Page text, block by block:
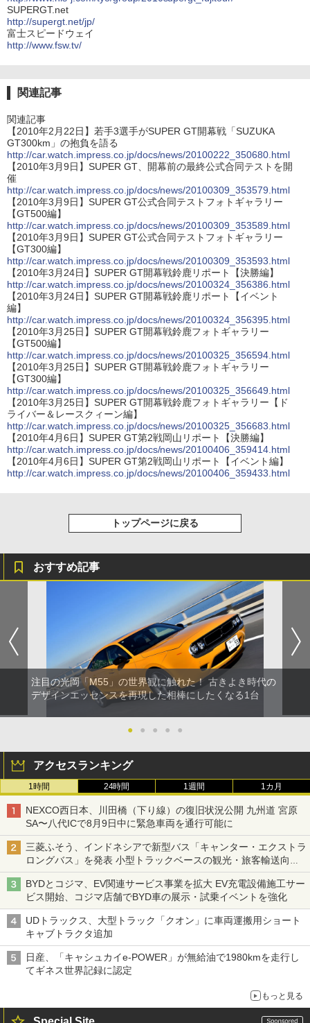
SUPERGT.net
http://supergt.net/jp/
富士スピードウェイ
http://www.fsw.tv/
関連記事
関連記事
【2010年2月22日】若手3選手がSUPER GT開幕戦「SUZUKA
GT300km」の抱負を語る
http://car.watch.impress.co.jp/docs/news/20100222_350680.html
【2010年3月9日】SUPER GT、開幕前の最終公式合同テストを開
催
http://car.watch.impress.co.jp/docs/news/20100309_353579.html
【2010年3月9日】SUPER GT公式合同テストフォトギャラリー
【GT500編】
http://car.watch.impress.co.jp/docs/news/20100309_353589.html
【2010年3月9日】SUPER GT公式合同テストフォトギャラリー
【GT300編】
http://car.watch.impress.co.jp/docs/news/20100309_353593.html
【2010年3月24日】SUPER GT開幕戦鈴鹿リポート【決勝編】
http://car.watch.impress.co.jp/docs/news/20100324_356386.html
【2010年3月24日】SUPER GT開幕戦鈴鹿リポート【イベント
編】
http://car.watch.impress.co.jp/docs/news/20100324_356395.html
【2010年3月25日】SUPER GT開幕戦鈴鹿フォトギャラリー
【GT500編】
http://car.watch.impress.co.jp/docs/news/20100325_356594.html
【2010年3月25日】SUPER GT開幕戦鈴鹿フォトギャラリー
【GT300編】
http://car.watch.impress.co.jp/docs/news/20100325_356649.html
【2010年3月25日】SUPER GT開幕戦鈴鹿フォトギャラリー【ド
ライバー＆レースクィーン編】
http://car.watch.impress.co.jp/docs/news/20100325_356683.html
【2010年4月6日】SUPER GT第2戦岡山リポート【決勝編】
http://car.watch.impress.co.jp/docs/news/20100406_359414.html
【2010年4月6日】SUPER GT第2戦岡山リポート【イベント編】
http://car.watch.impress.co.jp/docs/news/20100406_359433.html
トップページに戻る
おすすめ記事
注目の光岡「M55」の世界観に触れた！ 古きよき時代の
デザインエッセンスを再現した相棒にしたくなる1台
● ● ● ● ●
アクセスランキング
1時間 24時間 1週間 1カ月
NEXCO西日本、川田橋（下り線）の復旧状況公開 九州道 宮原
SA〜八代ICで8月9日中に緊急車両を通行可能に
三菱ふそう、インドネシアで新型バス「キャンター・エクストラ
ロングバス」を発表 小型トラックベースの観光・旅客輸送向け
バス
BYDとコジマ、EV関連サービス事業を拡大 EV充電設備施工サー
ビス開始、コジマ店舗でBYD車の展示・試乗イベントを強化
UDトラックス、大型トラック「クオン」に車両運搬用ショート
キャブトラクタ追加
日産、「キャシュカイe-POWER」が無給油で1980kmを走行し
てギネス世界記録に認定
もっと見る